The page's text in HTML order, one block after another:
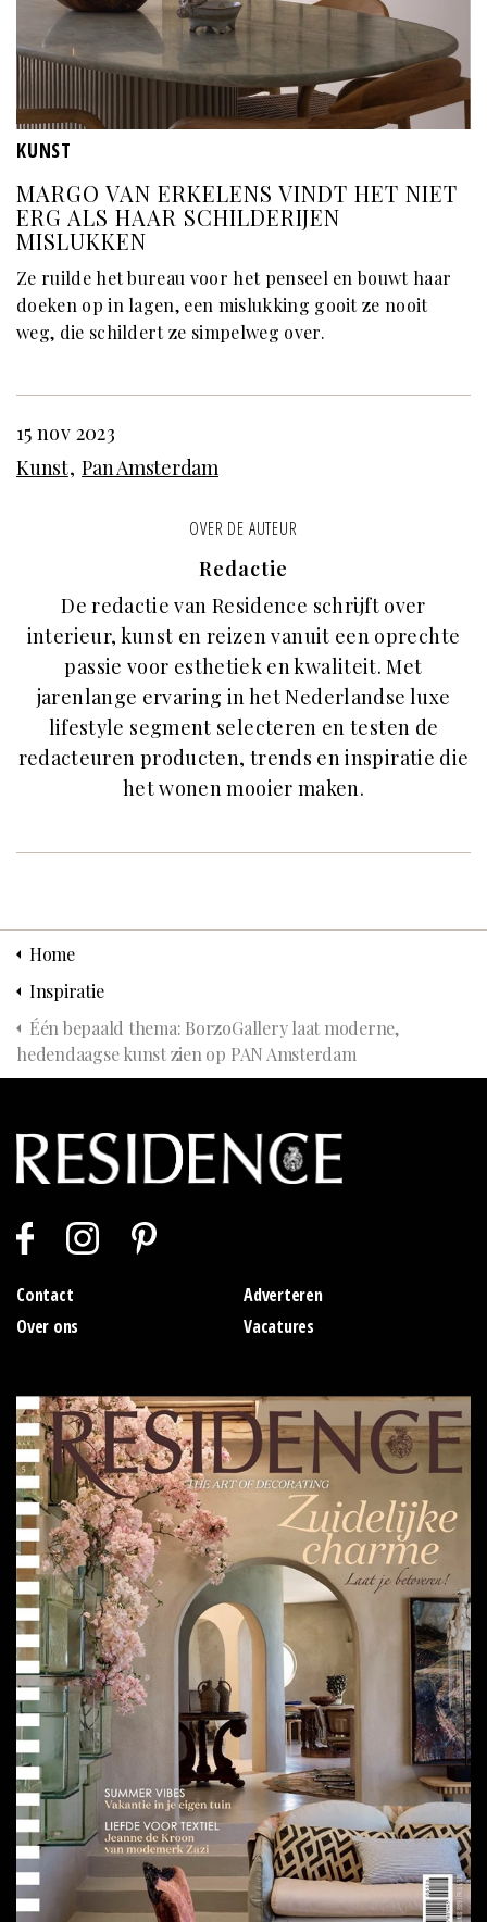
KUNST
MARGO VAN ERKELENS VINDT HET NIET
ERG ALS HAAR SCHILDERIJEN
MISLUKKEN
Ze ruilde het bureau voor het penseel en bouwt haar
doeken op in lagen, een mislukking gooit ze nooit
weg, die schildert ze simpelweg over.
15 nov 2023
Kunst Pan Amsterdam
OVER DE AUTEUR
Redactie
De redactie van Residence schrijft over
interieur, kunst en reizen vanuit een oprechte
passie voor esthetiek en kwaliteit. Met
jarenlange ervaring in het Nederlandse luxe
lifestyle segment selecteren en testen de
redacteuren producten, trends en inspiratie die
het wonen mooier maken.
Home
Inspiratie
Één bepaald thema: BorzoGallery laat moderne,
hedendaagse kunst zien op PAN Amsterdam
Contact
Adverteren
Over ons
Vacatures